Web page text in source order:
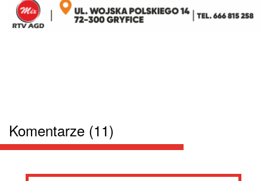
Komentarze (11)